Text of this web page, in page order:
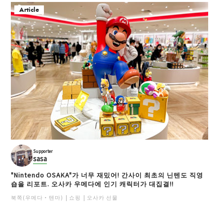
Article
Supporter
sasa
"Nintendo OSAKA"가 너무 재밌어! 간사이 최초의 닌텐도 직영
숍을 리포트. 오사카 우메다에 인기 캐릭터가 대집결!!
북쪽(우메다・텐마) 쇼핑 오사카 선물